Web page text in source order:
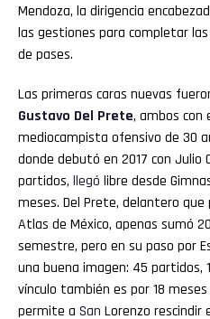
Mendoza, la dirigencia
las gestiones para completar
de pases.
Las primeras caras nuevas
Gustavo Del Prete, ambos con
mediocampista ofensivo de 30
donde debutó en 2017 con Julio
partidos, llegó libre desde
meses. Del Prete, delantero
Atlas de México, apenas sumó
semestre, pero en su paso por
una buena imagen: 45 partidos,
vínculo también es por 18
permite a San Lorenzo